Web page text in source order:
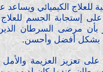
للعلاج الكيميائي
إستجابة الجسم للعلاج
بأن مرضى السرطان
بشكل أفضل وأحسن.
تعزيز العزيمة والأمل